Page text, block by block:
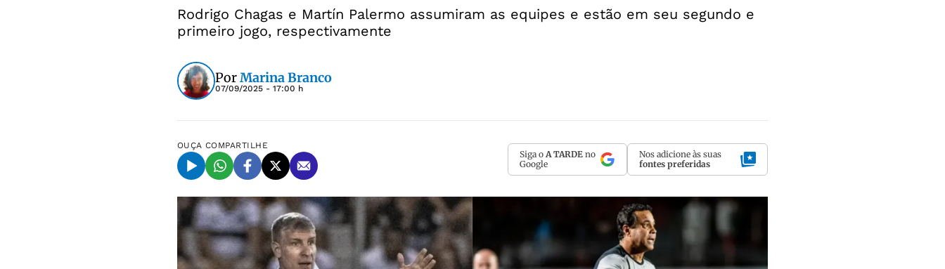
Rodrigo Chagas e Martín Palermo assumiram as equipes e estão em seu segundo e
primeiro jogo, respectivamente
PorMarina Branco
07/09/2025 - 17:00 h
OUÇA COMPARTILHE
Siga o A TARDE no
Google
Nos adicione às suas
fontes preferidas